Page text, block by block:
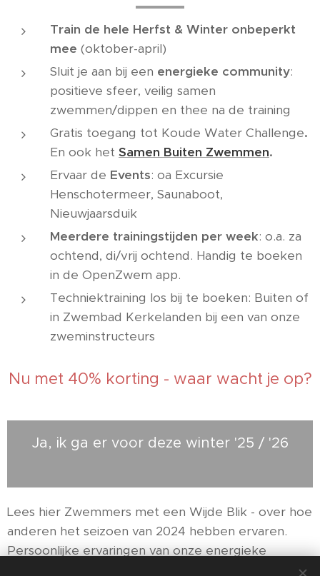
Train de hele Herfst & Winter onbeperkt
mee (oktober-april)
Sluit je aan bij een energieke community:
positieve sfeer, veilig samen
zwemmen/dippen en thee na de training
Gratis toegang tot Koude Water Challenge.
En ook het Samen Buiten Zwemmen.
Ervaar de Events: oa Excursie
Henschotermeer, Saunaboot,
Nieuwjaarsduik
Meerdere trainingstijden per week: o.a. za
ochtend, di/vrij ochtend. Handig te boeken
in de OpenZwem app.
Techniektraining los bij te boeken: Buiten of
in Zwembad Kerkelanden bij een van onze
zweminstructeurs
Nu met 40% korting - waar wacht je op?
Ja, ik ga er voor deze winter '25 / '26
Lees hier Zwemmers met een Wijde Blik - over hoe
anderen het seizoen van 2024 hebben ervaren.
Persoonlijke ervaringen van onze energieke